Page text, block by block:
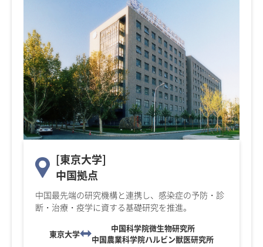
[東京大学]
中国拠点
中国最先端の研究機構と連携し、感染症の予防・診
断・治療・疫学に資する基礎研究を推進。
東京大学
中国科学院微生物研究所
中国農業科学院ハルビン獣医研究所